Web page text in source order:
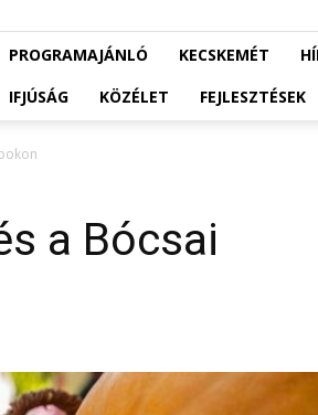
PROGRAMAJÁNLÓ KECSKEMÉT
IFJÚSÁG
KÖZÉLET FEJLESZTÉSEK
a Bócsai